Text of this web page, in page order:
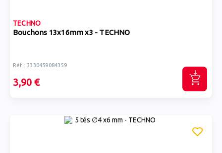
TECHNO
Bouchons 13x16mm x3 - TECHNO
Réf : 3330459084359
3,90 €